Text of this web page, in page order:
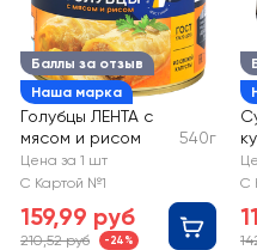
Баллы за отзыв
Наша марка
Голубцы ЛЕНТА с
мясом и рисом
540г
Цена за 1 шт
С Картой №1
159,99 руб
210,52 руб -24%
С